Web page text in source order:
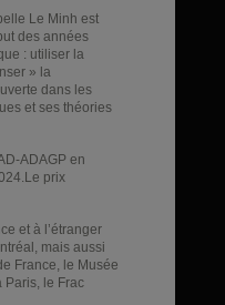
Le Minh est
des années
: utiliser la
» la
dans les
et ses théories
-ADAGP en
prix
et à l’étranger
mais aussi
France, le Musée
Paris, le Frac